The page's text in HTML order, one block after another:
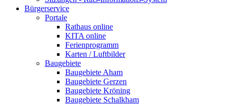
Bürgerservice
Portale
Rathaus online
KITA online
Ferienprogramm
Karten / Luftbilder
Baugebiete
Baugebiete Aham
Baugebiete Gerzen
Baugebiete Kröning
Baugebiete Schalkham